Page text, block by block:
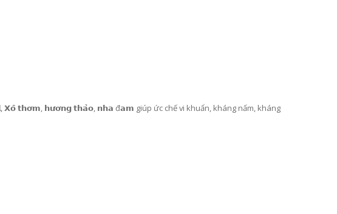
𝗫𝗼̂ 𝘁𝗵𝗼̛𝗺, 𝗵𝘂̛𝗼̛𝗻𝗴 𝘁𝗵𝗮̉𝗼, 𝗻𝗵𝗮 đ𝗮𝗺 giúp ức chế vi khuẩn, kháng nấm, kháng